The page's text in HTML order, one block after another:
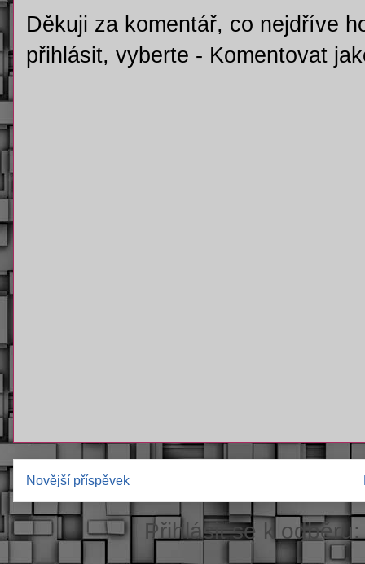
Děkuji za komentář, co nejdříve
přihlásit, vyberte - Komentovat
Novější příspěvek
Přihlásit se k